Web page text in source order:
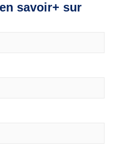
savoir+ sur